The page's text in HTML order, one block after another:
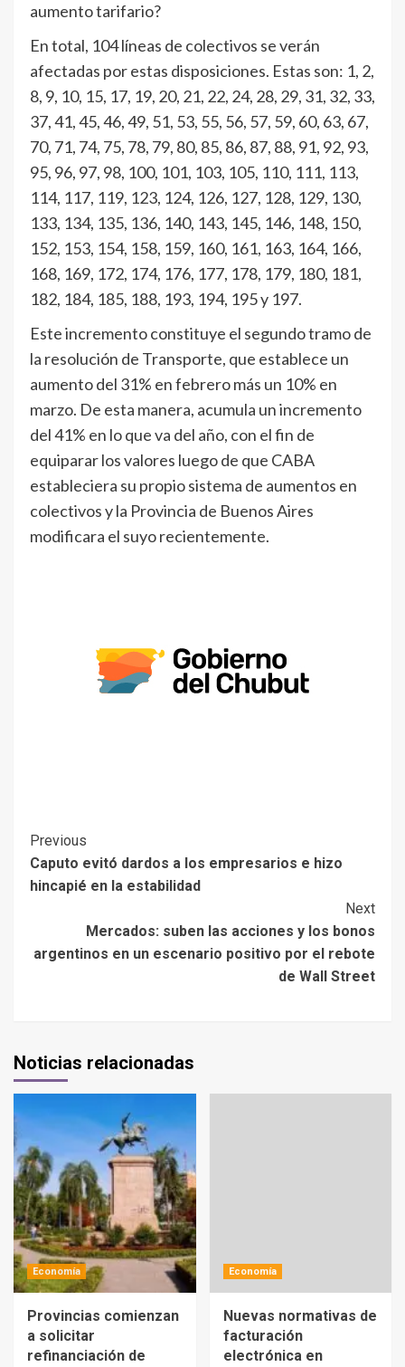
aumento tarifario?
En total, 104 líneas de colectivos se verán
afectadas por estas disposiciones. Estas son: 1, 2,
8, 9, 10, 15, 17, 19, 20, 21, 22, 24, 28, 29, 31, 32, 33,
37, 41, 45, 46, 49, 51, 53, 55, 56, 57, 59, 60, 63, 67,
70, 71, 74, 75, 78, 79, 80, 85, 86, 87, 88, 91, 92, 93,
95, 96, 97, 98, 100, 101, 103, 105, 110, 111, 113,
114, 117, 119, 123, 124, 126, 127, 128, 129, 130,
133, 134, 135, 136, 140, 143, 145, 146, 148, 150,
152, 153, 154, 158, 159, 160, 161, 163, 164, 166,
168, 169, 172, 174, 176, 177, 178, 179, 180, 181,
182, 184, 185, 188, 193, 194, 195 y 197.
Este incremento constituye el segundo tramo de
la resolución de Transporte, que establece un
aumento del 31% en febrero más un 10% en
marzo. De esta manera, acumula un incremento
del 41% en lo que va del año, con el fin de
equiparar los valores luego de que CABA
estableciera su propio sistema de aumentos en
colectivos y la Provincia de Buenos Aires
modificara el suyo recientemente.
Previous
Caputo evitó dardos a los empresarios e hizo
hincapié en la estabilidad
Next
Mercados: suben las acciones y los bonos
argentinos en un escenario positivo por el rebote
de Wall Street
Noticias relacionadas
Economía
Provincias comienzan
a solicitar
refinanciación de
Economía
Nuevas normativas de
facturación
electrónica en